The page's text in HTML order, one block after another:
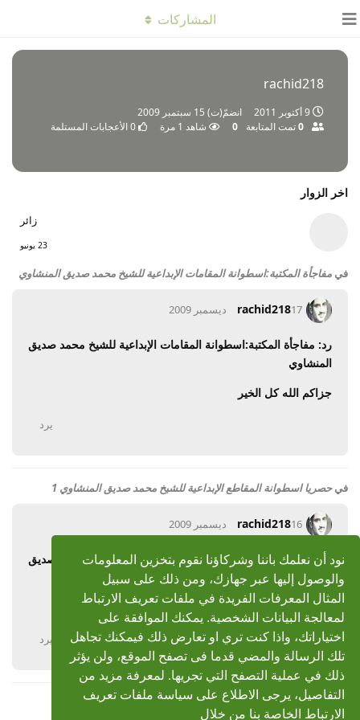
نود أن نعلمك باننا وشركاؤنا نقوم بتخزين المعلومات
والوصول إليها عبر جهازك، ومن ذلك على سبيل
المثال المعرفات الفريدة في ملفات تعريف الارتباط
لمعالجة البيانات الشخصية. يمكنك الموافقة على
اختياراتك، واذا كنت تري او تعارض ذلك فيمكنك تجاهل
تلك الرسالة والمضي قدما فى تصفح الموقع، ولن يؤثر
ذلك في عملية التصفح التي تجريها. لمعرفة مزيد من
التفاصيل، يرجى الاطلاع على سياسة ملفات تعريف
الارتباط الخاصة بنا من خلال
rachid218
9 أكتوبر 2011 انضمّ(ت) 15 سبتمبر 2009
0تمت المتابعة 0 شاهد 1 مرة 0الأعجابات المستلمة
المشاركات
اخر الزوار
زائر
23 يونيو
في مفاجأة المكتبة:اسطوانة المقامات الإبداعية للشيخ محمد صديق المنشاوي
rachid21817 ديسمبر 2009
رد: مفاجأة المكتبة:اسطوانة المقامات الإبداعية للشيخ محمد صديق
المنشاوي
جزاكم الله كل الخير
يرد
فيحصريا اسطوانة المقاطع الإبداعية للشيخ محمد صديق المنشاوي 1
rachid21816 ديسمبر 2009
رد: حصريا اسطوانة المقاطع الإبداعية للشيخ محمد صديق
المنشاوي 1
جزاك الله كل الخير
يرد